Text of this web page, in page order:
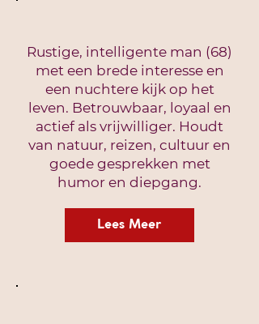
Rustige, intelligente man (68)
met een brede interesse en
een nuchtere kijk op het
leven. Betrouwbaar, loyaal en
actief als vrijwilliger. Houdt
van natuur, reizen, cultuur en
goede gesprekken met
humor en diepgang.
Lees Meer